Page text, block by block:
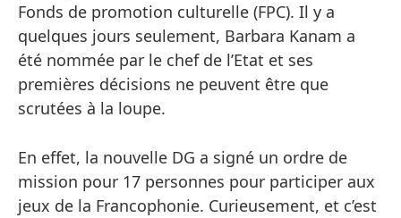
Fonds de promotion culturelle (FPC). Il y a
quelques jours seulement, Barbara Kanam a
été nommée par le chef de l’Etat et ses
premières décisions ne peuvent être que
scrutées à la loupe.
En effet, la nouvelle DG a signé un ordre de
mission pour 17 personnes pour participer aux
jeux de la Francophonie. Curieusement, et c’est